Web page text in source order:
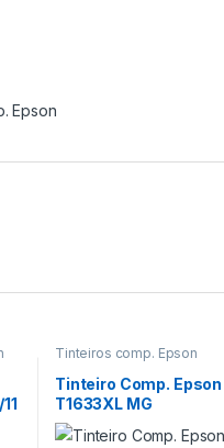
Epson
Tinteiros comp. Epson
Tinteiro Comp. Epson
T1633XL MG